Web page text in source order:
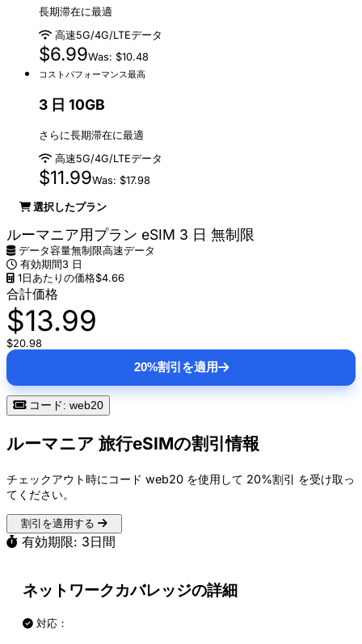
長期滞在に最適
高速5G/4G/LTEデータ
$6.99Was: $10.48
コストパフォーマンス最高
3 日 10GB
さらに長期滞在に最適
高速5G/4G/LTEデータ
$11.99Was: $17.98
選択したプラン
ルーマニア用プラン eSIM 3 日 無制限
データ容量無制限高速データ
有効期間 3 日
1日あたりの価格$4.66
合計価格
$13.99
$20.98
20%割引を適用
コード: web20
ルーマニア 旅行eSIMの割引情報
チェックアウト時にコード web20 を使用して 20%割引 を受け取っ
てください。
割引を適用する
有効期限: 3日間
ネットワークカバレッジの詳細
対応：